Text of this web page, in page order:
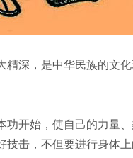
深，是中华民族的文
开始，使自己的力量
击，不但要进行身体